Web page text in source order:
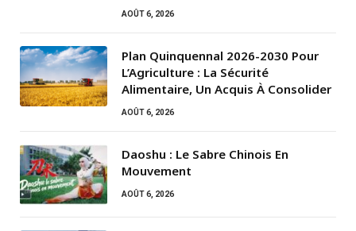
AOÛT 6, 2026
Plan Quinquennal 2026-2030 Pour
L’Agriculture : La Sécurité
Alimentaire, Un Acquis À Consolider
AOÛT 6, 2026
Daoshu : Le Sabre Chinois En
Mouvement
AOÛT 6, 2026